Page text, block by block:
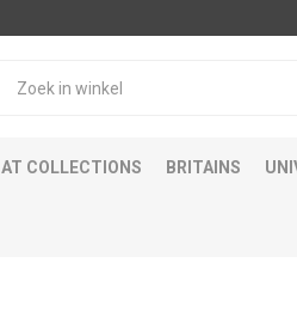
AT COLLECTIONS BRITAINS